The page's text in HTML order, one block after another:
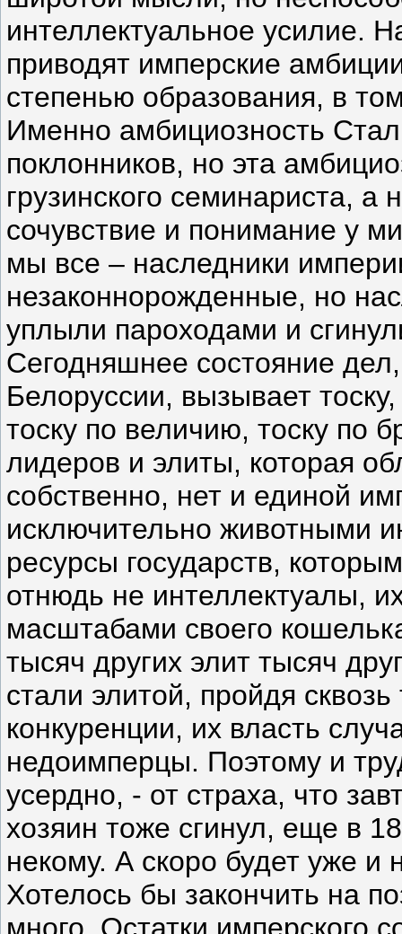
интеллектуальное усилие.
приводят имперские
степенью образования, в
Именно амбициозность
поклонников, но эта
грузинского семинариста,
сочувствие и понимание у
мы все – наследники
незаконнорожденные, но
уплыли пароходами и
Сегодняшнее состояние
Белоруссии, вызывает
тоску по величию, тоску по
лидеров и элиты, которая
собственно, нет и единой
исключительно животными
ресурсы государств,
отнюдь не интеллектуалы,
масштабами своего
тысяч других элит тысяч
стали элитой, пройдя
конкуренции, их власть
недоимперцы. Поэтому и
усердно, - от страха, что
хозяин тоже сгинул, еще в
некому. А скоро будет уже и
Хотелось бы закончить на
много. Остатки имперского